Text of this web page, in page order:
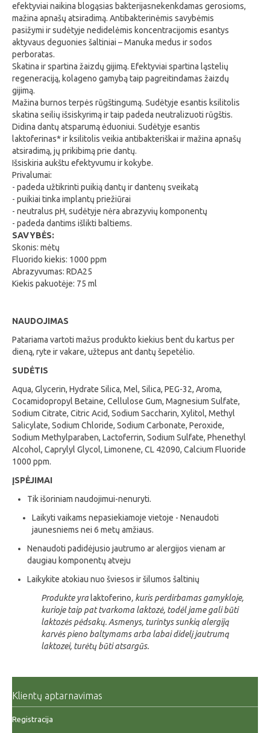
efektyviai naikina blogąsias bakterijasnekenkdamas gerosioms,
mažina apnašų atsiradimą. Antibakterinėmis savybėmis
pasižymi ir sudėtyje nedidelėmis koncentracijomis esantys
aktyvaus deguonies šaltiniai – Manuka medus ir sodos
perboratas.
Skatina ir spartina žaizdų gijimą. Efektyviai spartina ląstelių
regeneraciją, kolageno gamybą taip pagreitindamas žaizdų
gijimą.
Mažina burnos terpės rūgštingumą. Sudėtyje esantis ksilitolis
skatina seilių išsiskyrimą ir taip padeda neutralizuoti rūgštis.
Didina dantų atsparumą ėduoniui. Sudėtyje esantis
laktoferinas* ir ksilitolis veikia antibakteriškai ir mažina apnašų
atsiradimą, jų prikibimą prie dantų.
Išsiskiria aukštu efektyvumu ir kokybe.
Privalumai:
- padeda užtikrinti puikią dantų ir dantenų sveikatą
- puikiai tinka implantų priežiūrai
- neutralus pH, sudėtyje nėra abrazyvių komponentų
- padeda dantims išlikti baltiems.
SAVYBĖS:
Skonis: mėtų
Fluorido kiekis: 1000 ppm
Abrazyvumas: RDA25
Kiekis pakuotėje: 75 ml
NAUDOJIMAS
Patariama vartoti mažus produkto kiekius bent du kartus per
dieną, ryte ir vakare, užtepus ant dantų šepetėlio.
SUDĖTIS
Aqua, Glycerin, Hydrate Silica, Mel, Silica, PEG-32, Aroma,
Cocamidopropyl Betaine, Cellulose Gum, Magnesium Sulfate,
Sodium Citrate, Citric Acid, Sodium Saccharin, Xylitol, Methyl
Salicylate, Sodium Chloride, Sodium Carbonate, Peroxide,
Sodium Methylparaben, Lactoferrin, Sodium Sulfate, Phenethyl
Alcohol, Caprylyl Glycol, Limonene, CL 42090, Calcium Fluoride
1000 ppm.
ĮSPĖJIMAI
Tik išoriniam naudojimui-nenuryti.
Laikyti vaikams nepasiekiamoje vietoje - Nenaudoti
jaunesniems nei 6 metų amžiaus.
Nenaudoti padidėjusio jautrumo ar alergijos vienam ar
daugiau komponentų atveju
Laikykite atokiau nuo šviesos ir šilumos šaltinių
Produkte yra laktoferino, kuris perdirbamas gamykloje,
kurioje taip pat tvarkoma laktozė, todėl jame gali būti
laktozės pėdsakų. Asmenys, turintys sunkią alergiją
karvės pieno baltymams arba labai didelį jautrumą
laktozei, turėtų būti atsargūs.
Klientų aptarnavimas
Registracija